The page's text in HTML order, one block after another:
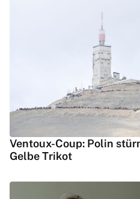
Ventoux-Coup: Polin
Gelbe Trikot